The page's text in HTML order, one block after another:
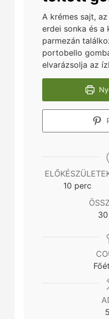
A krémes sajt,
erdei sonka és a
parmezán
portobello
elvarázsolja az
10minutes
perc
30
5